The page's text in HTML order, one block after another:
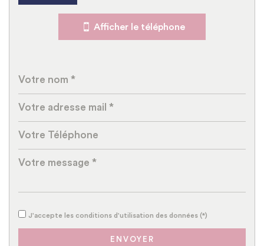
Collège
École maternelle
Gare ferroviaire
Bureau de poste
Mairie
Statistiques
Nombre d'habitants
Propriétaires (vs. locataires)
Afficher le téléphone
J'accepte les conditions d'utilisation des données (*)
ENVOYER